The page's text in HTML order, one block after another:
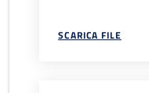
SCARICA FILE